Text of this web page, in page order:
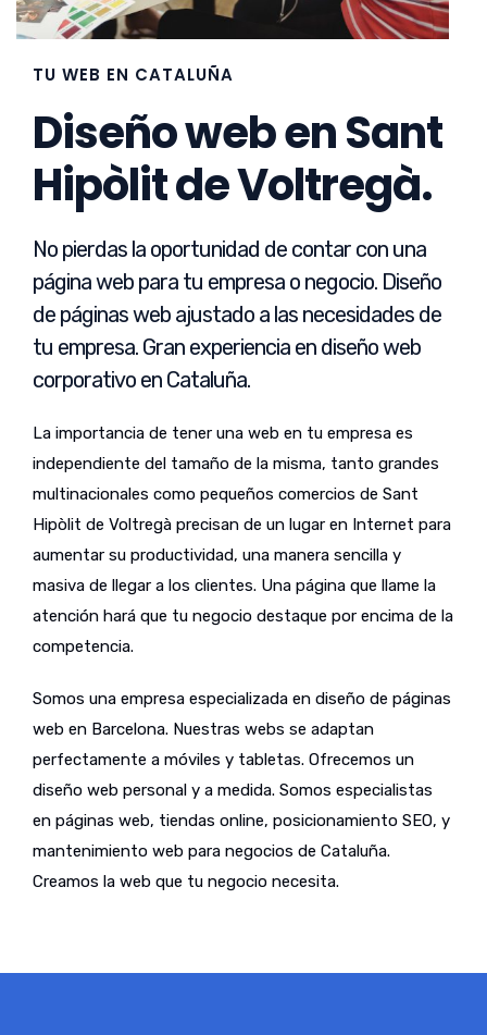
TU WEB EN CATALUÑA
Diseño web en Sant
Hipòlit de Voltregà.
No pierdas la oportunidad de contar con una
página web para tu empresa o negocio. Diseño
de páginas web ajustado a las necesidades de
tu empresa. Gran experiencia en diseño web
corporativo en Cataluña.
La importancia de tener una web en tu empresa es
independiente del tamaño de la misma, tanto grandes
multinacionales como pequeños comercios de Sant
Hipòlit de Voltregà precisan de un lugar en Internet para
aumentar su productividad, una manera sencilla y
masiva de llegar a los clientes. Una página que llame la
atención hará que tu negocio destaque por encima de la
competencia.
Somos una empresa especializada en diseño de páginas
web en Barcelona. Nuestras webs se adaptan
perfectamente a móviles y tabletas. Ofrecemos un
diseño web personal y a medida. Somos especialistas
en páginas web, tiendas online, posicionamiento SEO, y
mantenimiento web para negocios de Cataluña.
Creamos la web que tu negocio necesita.